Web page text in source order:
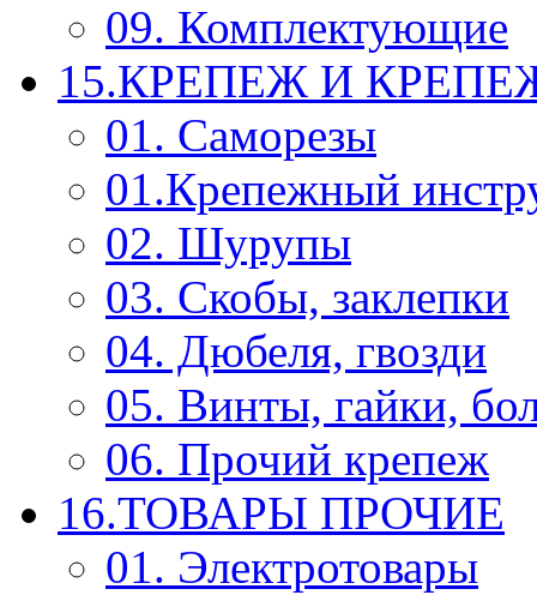
09. Комплектующие
15.КРЕПЕЖ И
01. Саморезы
01.Крепежный
02. Шурупы
03. Скобы, заклепки
04. Дюбеля, гвозди
05. Винты, гайки,
06. Прочий крепеж
16.ТОВАРЫ ПРОЧИЕ
01. Электротовары